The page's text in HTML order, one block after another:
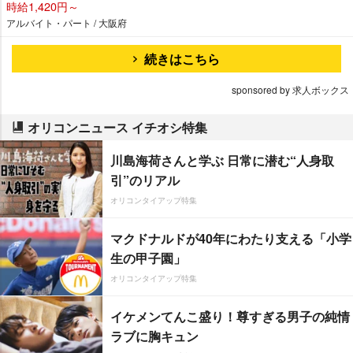
時給1,420円～
アルバイト・パート / 大阪府
続きはこちら
sponsored by 求人ボックス
オリコンニュース イチオシ特集
川島海荷さんと学ぶ 日常に潜む“人身取
引”のリアル
オリコンタイアップ特集
マクドナルドが40年にわたり支える「小学
生の甲子園」
オリコンタイアップ特集
イケメンてんこ盛り！尊すぎる男子の純情
ラブに胸キュン